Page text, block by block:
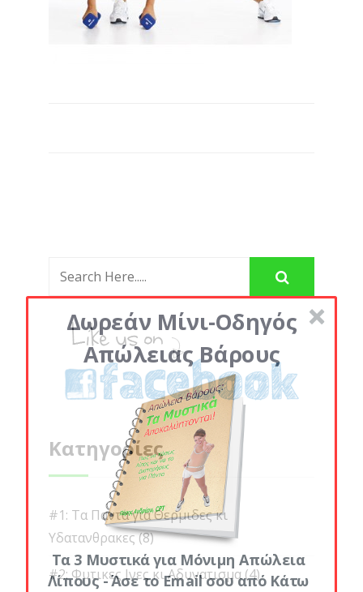
Κατηγορίες
#1: Τα Παντα για Θερμιδες κι
Υδατανθρακες(8)
#2: Φυτικες Ινες κι Αδυνατισμα(4)
Δωρεάν Μίνι-Οδηγός
Απώλειας Βάρους
Τα 3 Μυστικά για Μόνιμη Απώλεια
Λίπους - Άσε το Email σου από Κάτω